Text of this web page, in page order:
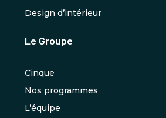
Design d’intérieur
Le Groupe
Cinque
Nos programmes
L’équipe